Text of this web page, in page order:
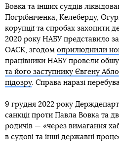
Вовка та інших суддів
Погрібніченка, Келеберду,
корупції та спробах захопити
2020 року НАБУ представило
ОАСК, згодом оприлюднили
працівники НАБУ провели
та його заступнику Євгену
підозру. Справа наразі
9 грудня 2022 року
санкції проти Павла Вовка та
родичів — «через вимагання
в судові та інші державні